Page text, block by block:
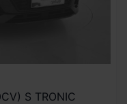
S TRONIC